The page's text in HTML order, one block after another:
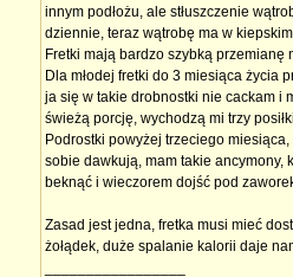
innym podłożu, ale stłuszczenie
dziennie, teraz wątrobę ma w
Fretki mają bardzo szybką przemianę
Dla młodej fretki do 3 miesiąca życia
ja się w takie drobnostki nie cackam i
świeżą porcję, wychodzą mi trzy
Podrostki powyżej trzeciego
sobie dawkują, mam takie ancymony,
beknąć i wieczorem dojść pod
Zasad jest jedna, fretka musi mieć
żołądek, duże spalanie kalorii daje